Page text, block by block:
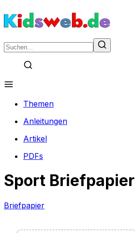
Themen
Anleitungen
Artikel
PDFs
Sport Briefpapier
Briefpapier